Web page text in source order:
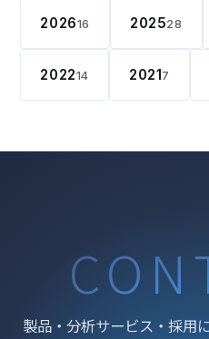
202616 202528
202214 2021 7
製品・分析サービス・採用